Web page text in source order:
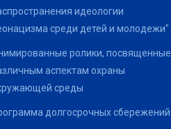
идеологии
среди детей и молодежи"
ролики, посвященные
аспектам охраны
среды
долгосрочных сбережений